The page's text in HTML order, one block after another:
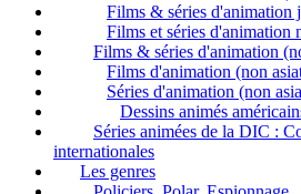
Films & séries d'animation
Films et séries d'animation
Films & séries d'animation
Films d'animation (non
Séries d'animation (non
Dessins animés
Séries animées de la DIC :
internationales
Les genres